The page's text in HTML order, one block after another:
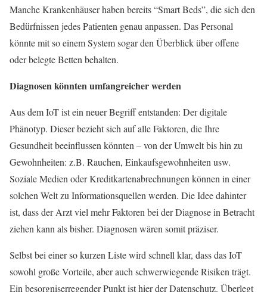
Manche Krankenhäuser haben bereits “Smart Beds”, die sich den
Bedürfnissen jedes Patienten genau anpassen. Das Personal
könnte mit so einem System sogar den Überblick über offene
oder belegte Betten behalten.
Diagnosen könnten umfangreicher werden
Aus dem IoT ist ein neuer Begriff entstanden: Der digitale
Phänotyp. Dieser bezieht sich auf alle Faktoren, die Ihre
Gesundheit beeinflussen könnten – von der Umwelt bis hin zu
Gewohnheiten: z.B. Rauchen, Einkaufsgewohnheiten usw.
Soziale Medien oder Kreditkartenabrechnungen können in einer
solchen Welt zu Informationsquellen werden. Die Idee dahinter
ist, dass der Arzt viel mehr Faktoren bei der Diagnose in Betracht
ziehen kann als bisher. Diagnosen wären somit präziser.
Selbst bei einer so kurzen Liste wird schnell klar, dass das IoT
sowohl große Vorteile, aber auch schwerwiegende Risiken trägt.
Ein besorgniserregender Punkt ist hier der Datenschutz. Überlegt